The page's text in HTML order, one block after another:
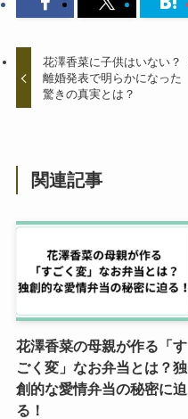
花澤香菜に子供はいない？
離婚発表で明らかになった
驚きの真実とは？
関連記事
花澤香菜の母親が作る「す
ごく変」なお弁当とは？独
創的な愛情弁当の秘密に迫
る！